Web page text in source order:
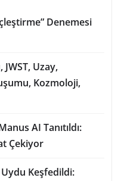
Denemesi
Uzay,
Kozmoloji,
AI Tanıtıldı:
Çekiyor
Uydu Keşfedildi: